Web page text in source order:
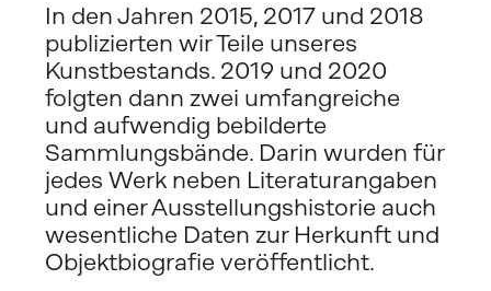
In den Jahren 2015, 2017 und 2018
publizierten wir Teile unseres
Kunstbestands. 2019 und 2020
folgten dann zwei umfangreiche
und aufwendig bebilderte
Sammlungsbände. Darin wurden für
jedes Werk neben Literaturangaben
und einer Ausstellungshistorie auch
wesentliche Daten zur Herkunft und
Objektbiografie veröffentlicht.